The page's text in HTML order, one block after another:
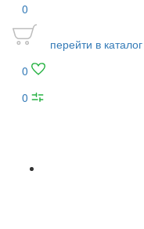
0
перейти в каталог
0
0